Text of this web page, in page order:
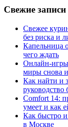
Свежие записи
Свежее
без риска и
Капельница
чего ждать
Онлайн-
миры снова
Как найти и
руководство
Comfort 14:
умеет и как
Как быстро и
в Москве